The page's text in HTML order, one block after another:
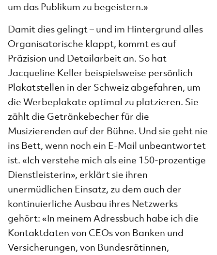
um das Publikum zu begeistern.»
Damit dies gelingt – und im Hintergrund alles
Organisatorische klappt, kommt es auf
Präzision und Detailarbeit an. So hat
Jacqueline Keller beispielsweise persönlich
Plakatstellen in der Schweiz abgefahren, um
die Werbeplakate optimal zu platzieren. Sie
zählt die Getränkebecher für die
Musizierenden auf der Bühne. Und sie geht nie
ins Bett, wenn noch ein E-Mail unbeantwortet
ist. «Ich verstehe mich als eine 150-prozentige
Dienstleisterin», erklärt sie ihren
unermüdlichen Einsatz, zu dem auch der
kontinuierliche Ausbau ihres Netzwerks
gehört: «In meinem Adressbuch habe ich die
Kontaktdaten von CEOs von Banken und
Versicherungen, von Bundesrätinnen,